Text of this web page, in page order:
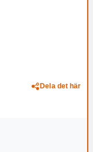
Dela det här